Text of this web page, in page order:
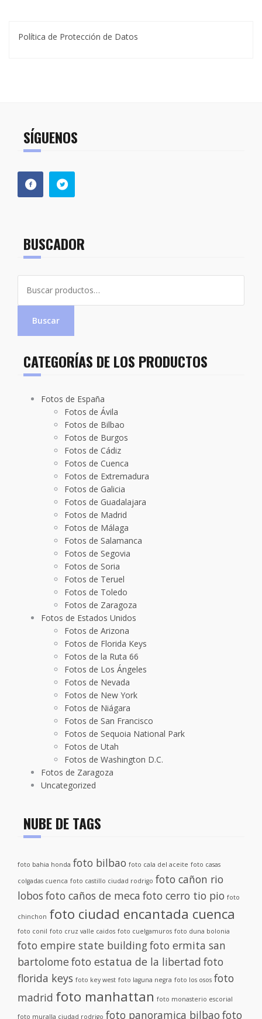
Política de Protección de Datos
SÍGUENOS
BUSCADOR
por:
Buscar
CATEGORÍAS DE LOS PRODUCTOS
Fotos de España
Fotos de Ávila
Fotos de Bilbao
Fotos de Burgos
Fotos de Cádiz
Fotos de Cuenca
Fotos de Extremadura
Fotos de Galicia
Fotos de Guadalajara
Fotos de Madrid
Fotos de Málaga
Fotos de Salamanca
Fotos de Segovia
Fotos de Soria
Fotos de Teruel
Fotos de Toledo
Fotos de Zaragoza
Fotos de Estados Unidos
Fotos de Arizona
Fotos de Florida Keys
Fotos de la Ruta 66
Fotos de Los Ángeles
Fotos de Nevada
Fotos de New York
Fotos de Niágara
Fotos de San Francisco
Fotos de Sequoia National Park
Fotos de Utah
Fotos de Washington D.C.
Fotos de Zaragoza
Uncategorized
NUBE DE TAGS
foto bahia honda foto bilbao foto cala del aceite foto casas
colgadas cuenca foto castillo ciudad rodrigo foto cañon rio
lobos foto caños de meca foto cerro tio pio foto
chinchon foto ciudad encantada cuenca
foto conil foto cruz valle caidos foto cuelgamuros foto duna bolonia
foto empire state buildingfoto ermita san
bartolomefoto estatua de la libertad foto
florida keys foto key west foto laguna negra foto los osos foto
madrid foto manhattan foto monasterio escorial
foto muralla ciudad rodrigo foto panoramica bilbao foto